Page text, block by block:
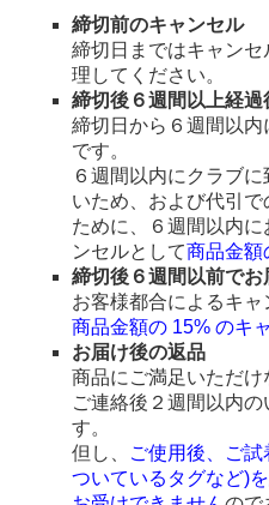
締切前のキャンセル
締切日まではキャン
理してください。
締切後６週間以上経
締切日から６週間以
です。
６週間以内にクラブ
いため、および代引
ために、６週間以内
ンセルとして商品金額
締切後６週間以前で
お客様都合によるキャ
商品金額の 15% のキ
お届け後の返品
商品にご満足いただ
ご連絡後２週間以内
す。
但し、
ご使用後、ご
ついているタグなど)